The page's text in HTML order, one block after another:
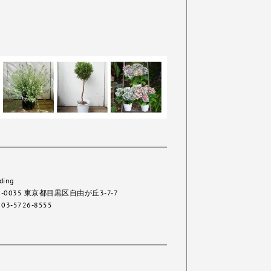
0035 東京都目黒区自由が丘3-7-7
03-5726-8555